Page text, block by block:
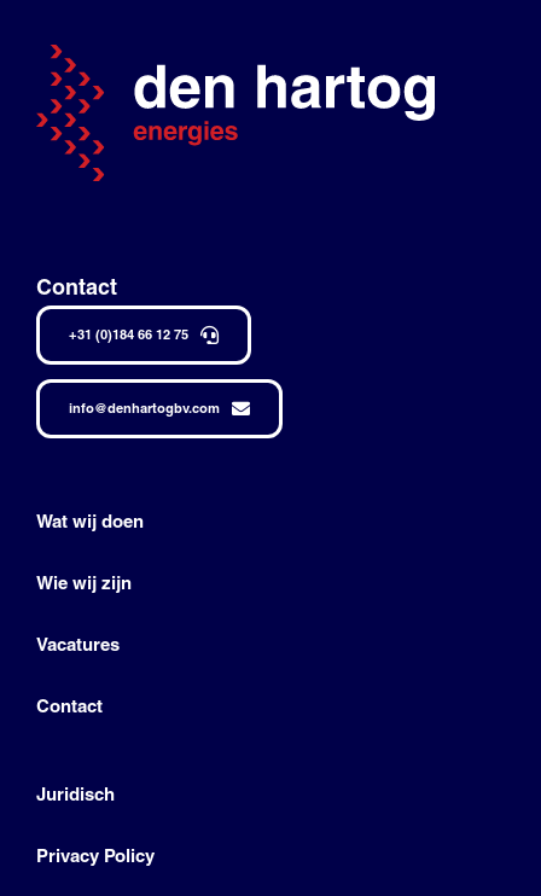
Contact
+31 (0)184 66 12 75
info@denhartogbv.com
Wat wij doen
Wie wij zijn
Vacatures
Contact
Juridisch
Privacy Policy